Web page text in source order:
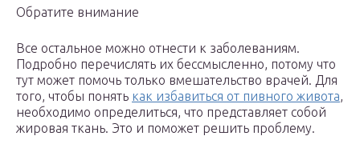
Обратите внимание
Все остальное можно отнести к заболеваниям.
Подробно перечислять их бессмысленно, потому что
тут может помочь только вмешательство врачей. Для
того, чтобы понять как избавиться от пивного живота,
необходимо определиться, что представляет собой
жировая ткань. Это и поможет решить проблему.